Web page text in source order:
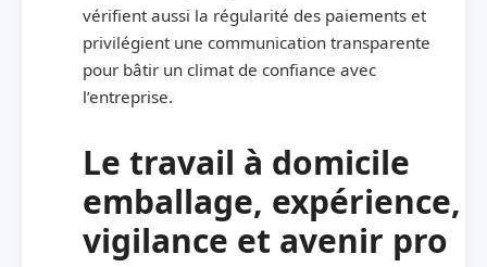
vérifient aussi la régularité des paiements et
privilégient une communication transparente
pour bâtir un climat de confiance avec
l’entreprise.
Le travail à domicile
emballage, expérience,
vigilance et avenir pro